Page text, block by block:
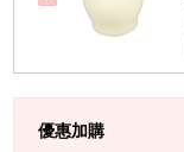
優惠加購